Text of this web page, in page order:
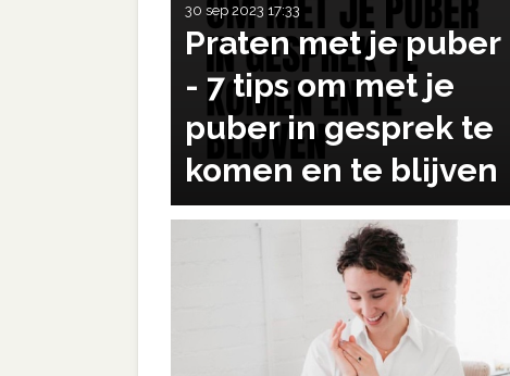
Praten met je puber
- 7 tips om met je
puber in gesprek te
komen en te blijven
30 sep 2023 17:33